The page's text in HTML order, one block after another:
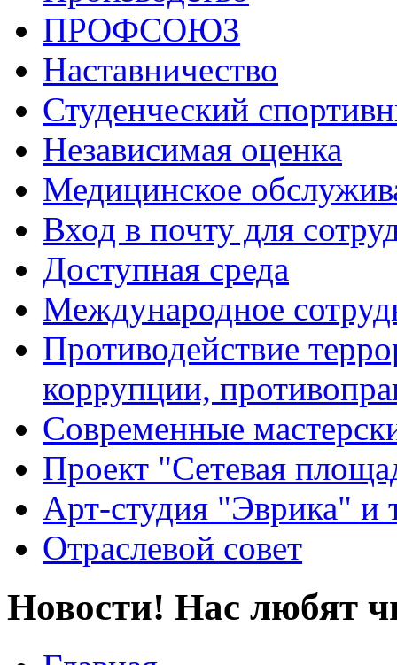
ПРОФСОЮЗ
Наставничество
Студенческий
Независимая оценка
Медицинское
Вход в почту для
Доступная среда
Международное
Противодействие
коррупции,
Современные
Проект "Сетевая
Арт-студия "Эврика" и
Отраслевой совет
Новости! Нас любят